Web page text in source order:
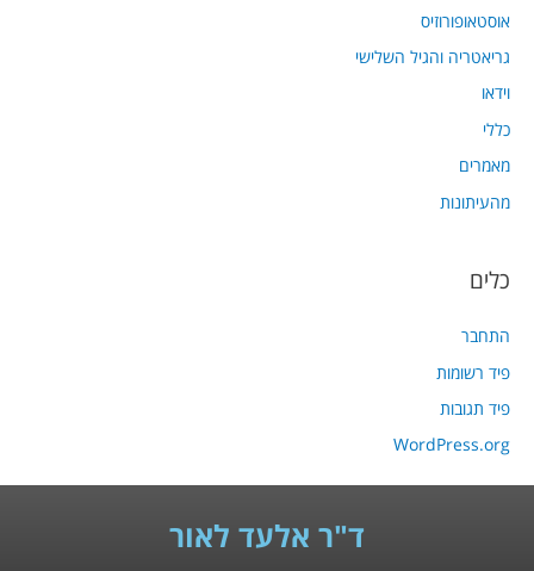
אוסטאופורוזיס
גריאטריה והגיל השלישי
וידאו
כללי
מאמרים
מהעיתונות
כלים
התחבר
פיד רשומות
פיד תגובות
WordPress.org
ד"ר אלעד לאור